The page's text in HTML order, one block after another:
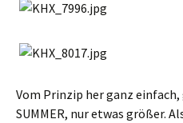
Vom Prinzip her ganz einfach,
SUMMER, nur etwas größer.